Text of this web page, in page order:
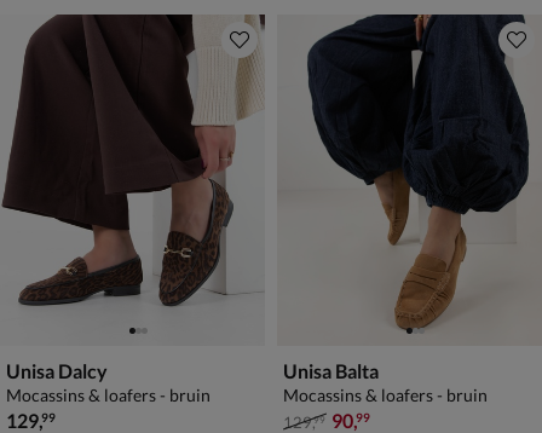
Unisa Dalcy
Mocassins & loafers - bruin
€ 129,99
129,99
Unisa Balta
Mocassins & loafers - bruin
van € 129,99 voor € 90,99
129,99 90,99